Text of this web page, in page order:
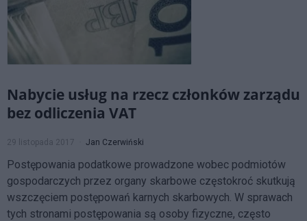
Nabycie usług na rzecz członków zarządu
bez odliczenia VAT
29 listopada 2017 Jan Czerwiński
Postępowania podatkowe prowadzone wobec podmiotów
gospodarczych przez organy skarbowe częstokroć skutkują
wszczęciem postępowań karnych skarbowych. W sprawach
tych stronami postępowania są osoby fizyczne, często